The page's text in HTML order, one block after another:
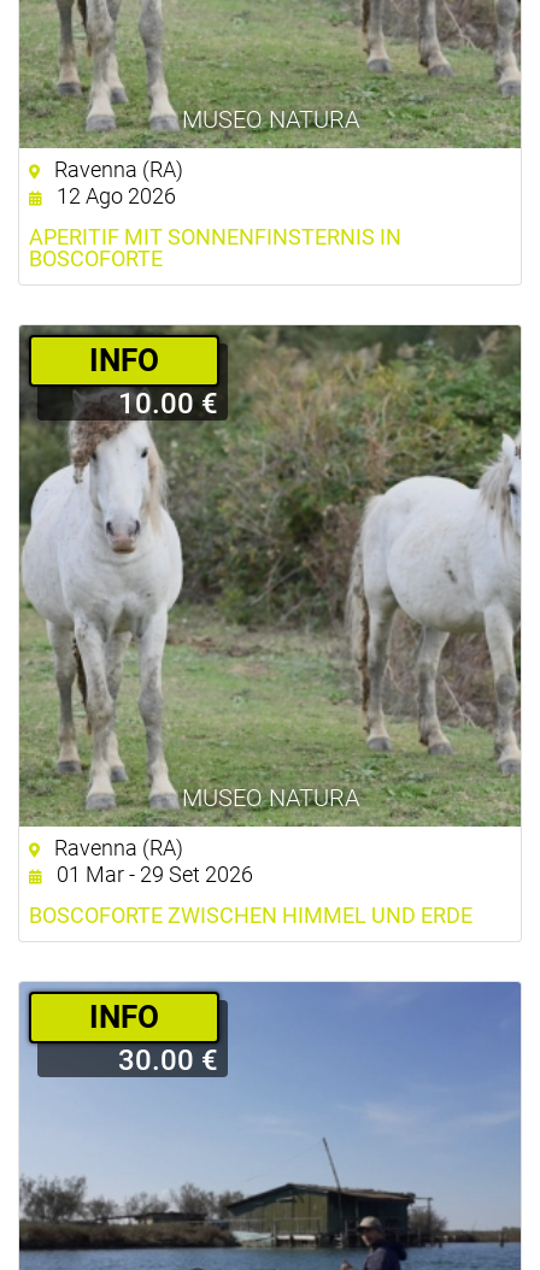
MUSEO NATURA
Ravenna (RA)
12 Ago 2026
APERITIF MIT SONNENFINSTERNIS IN
BOSCOFORTE
MUSEO NATURA
­INFO
10.00 €
Ravenna (RA)
01 Mar - 29 Set 2026
BOSCOFORTE ZWISCHEN HIMMEL UND ERDE
­INFO
30.00 €